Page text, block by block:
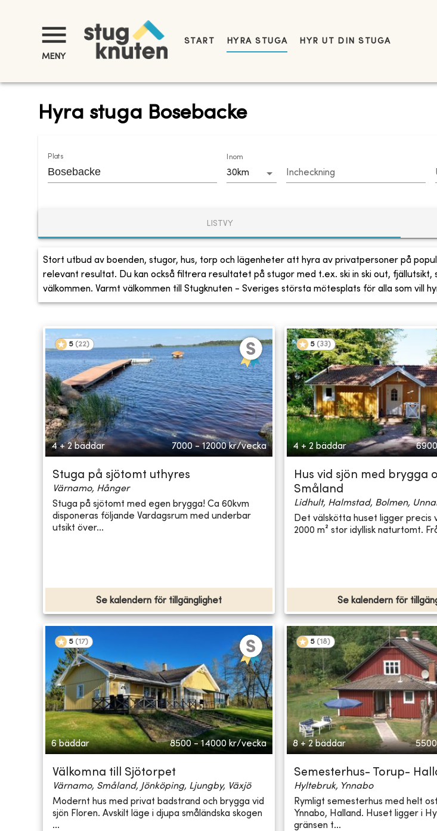
MENY
START HYRA STUGA HYR UT DIN STUGA
Hyra stuga Bosebacke
Plats Inom
30km Incheckning
LISTVY
Stort utbud av boenden, stugor, hus, torp och lägenheter att hyra av privatpersoner på
relevant resultat. Du kan också filtrera resultatet på stugor med t.ex. ski in ski out,
välkommen. Varmt välkommen till Stugknuten - Sveriges största mötesplats för alla som vill
5 (22)
4 + 2 bäddar 7000 - 12000 kr/vecka
Stuga på sjötomt uthyres
Värnamo, Hånger
Stuga på sjötomt med egen brygga! Ca 60kvm
disponeras följande Vardagsrum med underbar
utsikt över...
Se kalendern för tillgänglighet
5 (33)
4 + 2 bäddar
Hus vid sjön med brygga
Småland
Lidhult, Halmstad, Bolmen,
Det välskötta huset ligger precis
2000 m² stor idyllisk naturtomt.
Se kalendern för
5 (17)
6 bäddar 8500 - 14000 kr/vecka
Välkomna till Sjötorpet
Värnamo, Småland, Jönköping, Ljungby, Växjö
Modernt hus med privat badstrand och brygga vid
sjön Floren. Avskilt läge i djupa småländska skogen
...
5 (18)
8 + 2 bäddar
Semesterhus- Torup-
Hyltebruk, Ynnabo
Rymligt semesterhus med helt
Ynnabo, Halland. Huset ligger i
gränsen t...